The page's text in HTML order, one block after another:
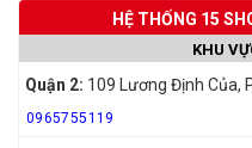
HỆ THỐNG 15
KHU
Quận 2: 109 Lương Định Của,
0965755119